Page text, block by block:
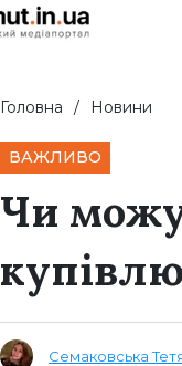
Головна Новини
ВАЖЛИВО
Чи
Семаковська